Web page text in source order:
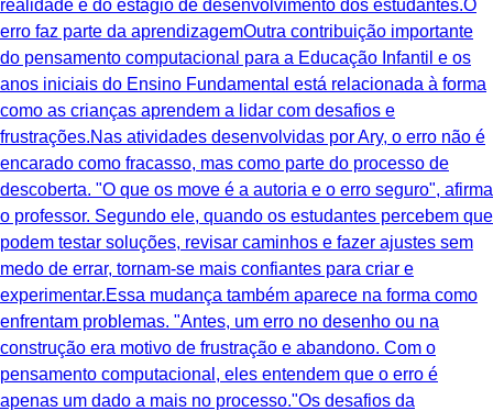
realidade e do estágio de desenvolvimento dos estudantes.O
erro faz parte da aprendizagemOutra contribuição importante
do pensamento computacional para a Educação Infantil e os
anos iniciais do Ensino Fundamental está relacionada à forma
como as crianças aprendem a lidar com desafios e
frustrações.Nas atividades desenvolvidas por Ary, o erro não é
encarado como fracasso, mas como parte do processo de
descoberta. "O que os move é a autoria e o erro seguro", afirma
o professor. Segundo ele, quando os estudantes percebem que
podem testar soluções, revisar caminhos e fazer ajustes sem
medo de errar, tornam-se mais confiantes para criar e
experimentar.Essa mudança também aparece na forma como
enfrentam problemas. "Antes, um erro no desenho ou na
construção era motivo de frustração e abandono. Com o
pensamento computacional, eles entendem que o erro é
apenas um dado a mais no processo."Os desafios da